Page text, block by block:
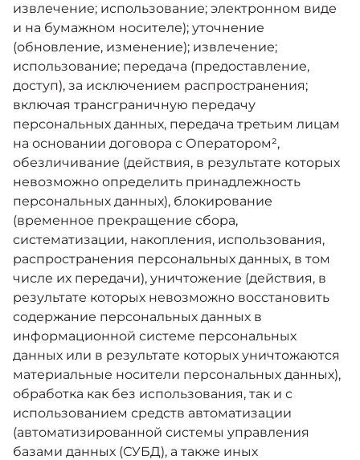
извлечение; использование; электронном виде
и на бумажном носителе); уточнение
(обновление, изменение); извлечение;
использование; передача (предоставление,
доступ), за исключением распространения;
включая трансграничную передачу
персональных данных, передача третьим лицам
на основании договора с Оператором²,
обезличивание (действия, в результате которых
невозможно определить принадлежность
персональных данных), блокирование
(временное прекращение сбора,
систематизации, накопления, использования,
распространения персональных данных, в том
числе их передачи), уничтожение (действия, в
результате которых невозможно восстановить
содержание персональных данных в
информационной системе персональных
данных или в результате которых уничтожаются
материальные носители персональных данных),
обработка как без использования, так и с
использованием средств автоматизации
(автоматизированной системы управления
базами данных (СУБД), а также иных